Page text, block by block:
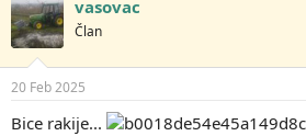
vasovac
Član
20 Feb 2025
Bice rakije...